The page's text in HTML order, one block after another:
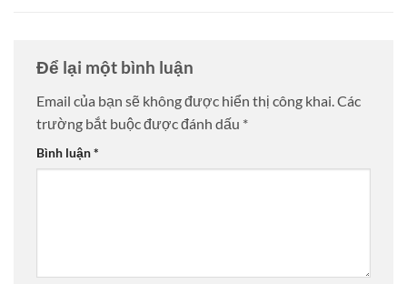
Để lại một bình luận
Email của bạn sẽ không được hiển thị công khai.Các
trường bắt buộc được đánh dấu *
Bình luận*